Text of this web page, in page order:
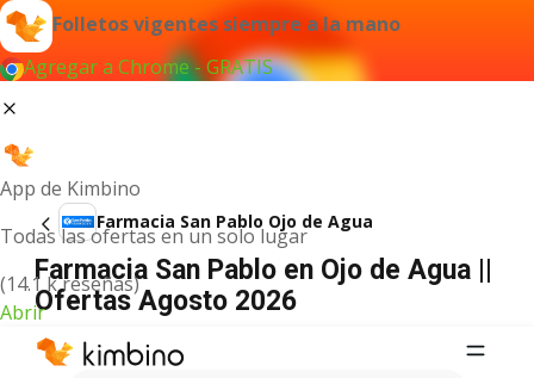
Folletos vigentes siempre a la mano
Agregar a Chrome - GRATIS
App de Kimbino
Todas las ofertas en un solo lugar
(14.1 k reseñas)
Abrir
Farmacia San Pablo Ojo de Agua
Farmacia San Pablo en Ojo de Agua ||
Ofertas Agosto 2026